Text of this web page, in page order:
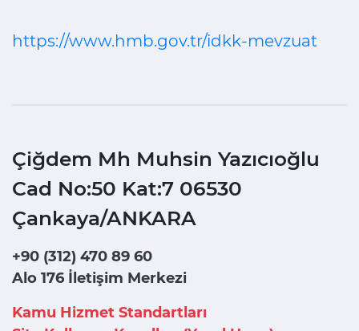
https://www.hmb.gov.tr/idkk-mevzuat
Çiğdem Mh Muhsin Yazıcıoğlu
Cad No:50 Kat:7 06530
Çankaya/ANKARA
+90 (312) 470 89 60
Alo 176 İletişim Merkezi
Kamu Hizmet Standartları